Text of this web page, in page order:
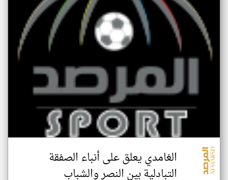
الغامدي يعلق على أنباء الصفقة
التبادلية بين النصر والشباب